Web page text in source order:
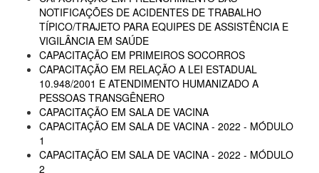
NOTIFICAÇÕES DE ACIDENTES DE TRABALHO
TÍPICO/TRAJETO PARA EQUIPES DE ASSISTÊNCIA E
VIGILÂNCIA EM SAÚDE
CAPACITAÇÃO EM PRIMEIROS SOCORROS
CAPACITAÇÃO EM RELAÇÃO A LEI ESTADUAL
10.948/2001 E ATENDIMENTO HUMANIZADO A
PESSOAS TRANSGÊNERO
CAPACITAÇÃO EM SALA DE VACINA
CAPACITAÇÃO EM SALA DE VACINA - 2022 - MÓDULO
1
CAPACITAÇÃO EM SALA DE VACINA - 2022 - MÓDULO
2